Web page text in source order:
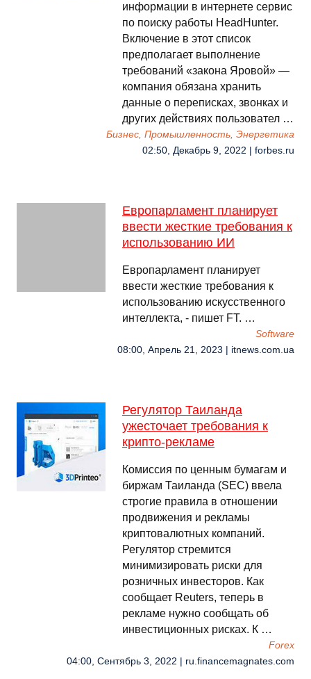
информации в интернете сервис
по поиску работы HeadHunter.
Включение в этот список
предполагает выполнение
требований «закона Яровой» —
компания обязана хранить
данные о переписках, звонках и
других действиях пользовател …
Бизнес, Промышленность, Энергетика
02:50, Декабрь 9, 2022 | forbes.ru
Европарламент планирует
ввести жесткие требования к
использованию ИИ
Европарламент планирует
ввести жесткие требования к
использованию искусственного
интеллекта, - пишет FT. …
Software
08:00, Апрель 21, 2023 | itnews.com.ua
Регулятор Таиланда
ужесточает требования к
крипто-рекламе
Комиссия по ценным бумагам и
биржам Таиланда (SEC) ввела
строгие правила в отношении
продвижения и рекламы
криптовалютных компаний.
Регулятор стремится
минимизировать риски для
розничных инвесторов. Как
сообщает Reuters, теперь в
рекламе нужно сообщать об
инвестиционных рисках. К …
Forex
04:00, Сентябрь 3, 2022 | ru.financemagnates.com